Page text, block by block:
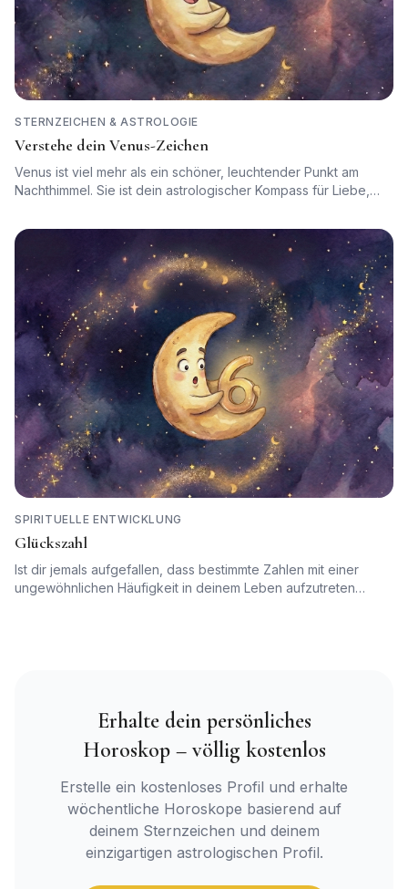
STERNZEICHEN & ASTROLOGIE
Verstehe dein Venus-Zeichen
Venus ist viel mehr als ein schöner, leuchtender Punkt am
Nachthimmel. Sie ist dein astrologischer Kompass für Liebe,
Geschichte über den wilden Zwillingsplaneten der Erde und
lerne, wie du dein eigenes Venuszeichen nutzen kannst, um
deine innersten Bedürfnisse zu verstehen.
SPIRITUELLE ENTWICKLUNG
Glückszahl
Ist dir jemals aufgefallen, dass bestimmte Zahlen mit einer
ungewöhnlichen Häufigkeit in deinem Leben aufzutreten
deiner persönlichen kosmischen Struktur in Kontakt stehst.
Erhalte dein persönliches
Horoskop – völlig kostenlos
Erstelle ein kostenloses Profil und erhalte
wöchentliche Horoskope basierend auf
deinem Sternzeichen und deinem
einzigartigen astrologischen Profil.